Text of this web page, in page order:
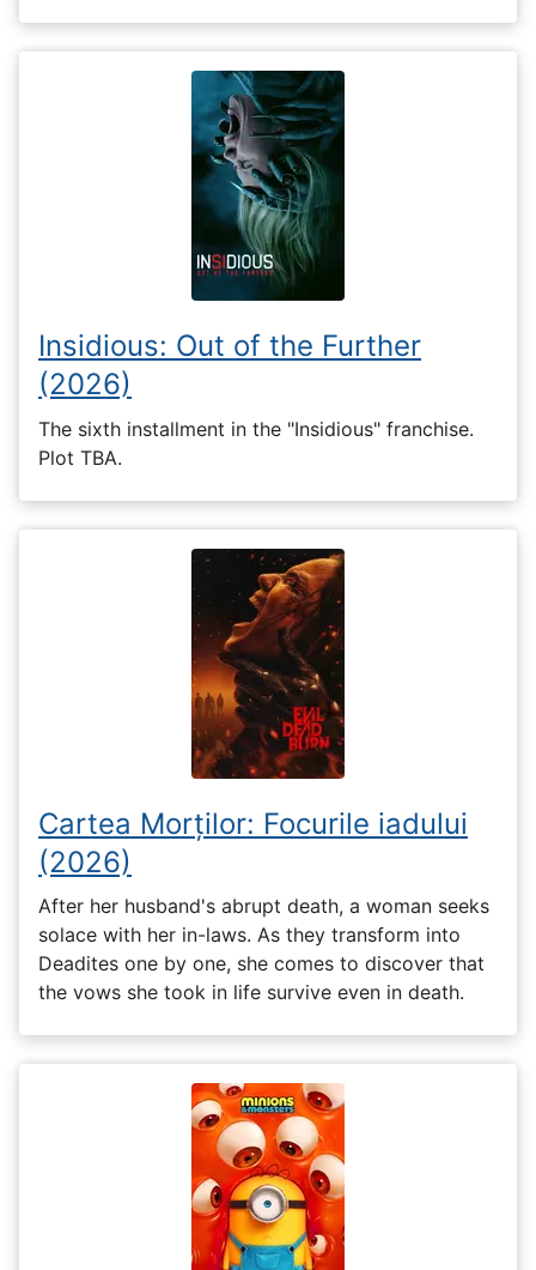
Insidious: Out of the Further
(2026)
The sixth installment in the "Insidious" franchise.
Plot TBA.
Cartea Morților: Focurile iadului
(2026)
After her husband's abrupt death, a woman seeks
solace with her in-laws. As they transform into
Deadites one by one, she comes to discover that
the vows she took in life survive even in death.